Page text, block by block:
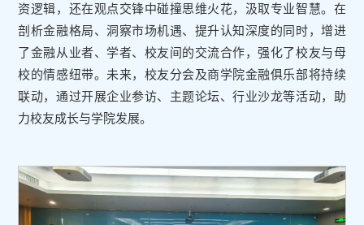
资逻辑，还在观点交锋中碰撞思维火花，汲取专业智慧。在
剖析金融格局、洞察市场机遇、提升认知深度的同时，增进
了金融从业者、学者、校友间的交流合作，强化了校友与母
校的情感纽带。未来，校友分会及商学院金融俱乐部将持续
联动，通过开展企业参访、主题论坛、行业沙龙等活动，助
力校友成长与学院发展。